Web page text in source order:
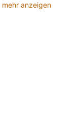
mehr anzeigen